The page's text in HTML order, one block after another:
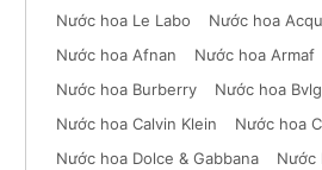
Nước hoa Le Labo
Nước hoa
Nước hoa Afnan
Nước hoa Armaf
Nước hoa Burberry
Nước hoa
Nước hoa Calvin Klein
Nước hoa
Nước hoa Dolce & Gabbana
Nước